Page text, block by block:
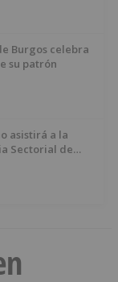
Burgos celebra
su patrón
asistirá a la
Sectorial de